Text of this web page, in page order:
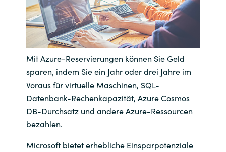
France
Germany
Hungary
Iceland
India
Mit Azure-Reservierungen können Sie Geld
sparen, indem Sie ein Jahr oder drei Jahre im
Voraus für virtuelle Maschinen, SQL-
Datenbank-Rechenkapazität, Azure Cosmos
DB-Durchsatz und andere Azure-Ressourcen
bezahlen.
Microsoft bietet erhebliche Einsparpotenziale